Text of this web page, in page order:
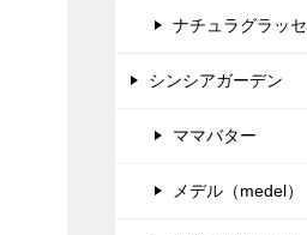
ナチュラグラッセ
シンシアガーデン
ママバター
メデル（medel）